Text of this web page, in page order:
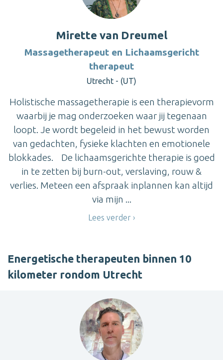
Mirette van Dreumel
Massagetherapeut en Lichaamsgericht
therapeut
Utrecht - (UT)
Holistische massagetherapie is een therapievorm
waarbij je mag onderzoeken waar jij tegenaan
loopt. Je wordt begeleid in het bewust worden
van gedachten, fysieke klachten en emotionele
blokkades. De lichaamsgerichte therapie is goed
in te zetten bij burn-out, verslaving, rouw &
verlies. Meteen een afspraak inplannen kan altijd
via mijn ...
Lees verder
Energetische therapeuten binnen 10
kilometer rondom Utrecht